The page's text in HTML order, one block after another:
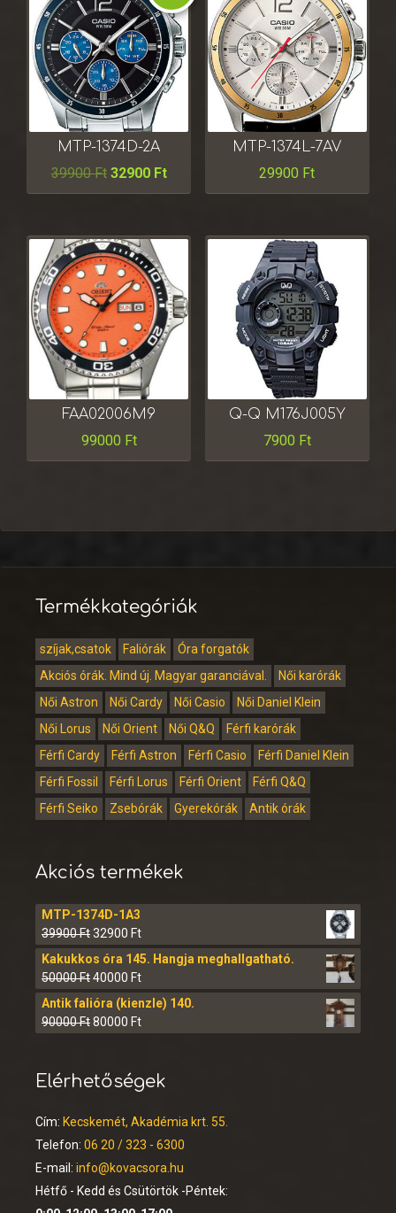
MTP-1374D-2A
39900Ft 32900 Ft
MTP-1374L-7AV
29900 Ft
FAA02006M9
99000 Ft
Q-Q M176J005Y
7900 Ft
Termékkategóriák
szíjak,csatok Faliórák
Óra forgatók
Akciós órák. Mind új. Magyar garanciával.
Női karórák
Női Astron
Női Cardy Női Casio
Női Daniel Klein
Női Lorus
Női Orient Női Q&Q
Férfi karórák
Férfi Cardy
Férfi Astron Férfi Casio
Férfi Daniel Klein
Férfi Fossil
Férfi Lorus Férfi Orient
Férfi Q&Q
Férfi Seiko
Zsebórák Gyerekórák Antik órák
Akciós termékek
MTP-1374D-1A3
39900Ft32900 Ft
Kakukkos óra 145. Hangja meghallgatható.
50000Ft40000 Ft
Antik falióra (kienzle) 140.
90000Ft80000 Ft
Elérhetőségek
Cím: Kecskemét, Akadémia krt. 55.
Telefon: 06 20 / 323 - 6300
E-mail: info@kovacsora.hu
Hétfő - Kedd és Csütörtök -Péntek: